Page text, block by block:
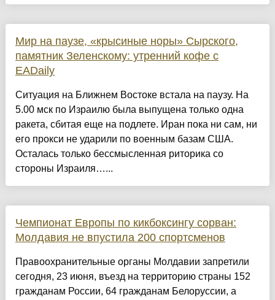
Мир на паузе, «крысиные норы» Сырского,
памятник Зеленскому: утренний кофе с
EADaily
Ситуация на Ближнем Востоке встала на паузу. На
5.00 мск по Израилю была выпущена только одна
ракета, сбитая еще на подлете. Иран пока ни сам, ни
его прокси не ударили по военным базам США.
Осталась только бессмысленная риторика со
стороны Израиля…...
Чемпионат Европы по кикбоксингу сорван:
Молдавия не впустила 200 спортсменов
Правоохранительные органы Молдавии запретили
сегодня, 23 июня, въезд на территорию страны 152
гражданам России, 64 гражданам Белоруссии, а